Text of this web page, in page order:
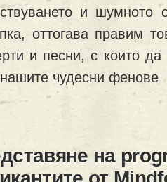
и шумното
оттогава правим
и песни, с които
чудесни
на